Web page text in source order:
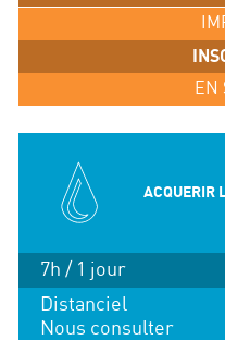
EN
ACQUERIR
7h / 1 jour
Distanciel
Nous consulter